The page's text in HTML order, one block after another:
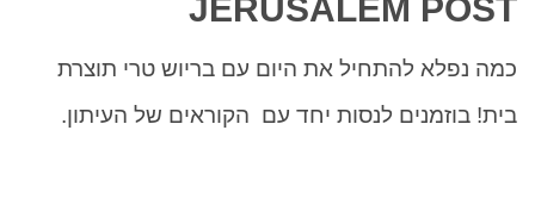
JERUSALEM POST
כמה נפלא להתחיל את היום עם בריוש טרי תוצרת
בית! בוזמנים לנסות יחד עם הקוראים של העיתון.